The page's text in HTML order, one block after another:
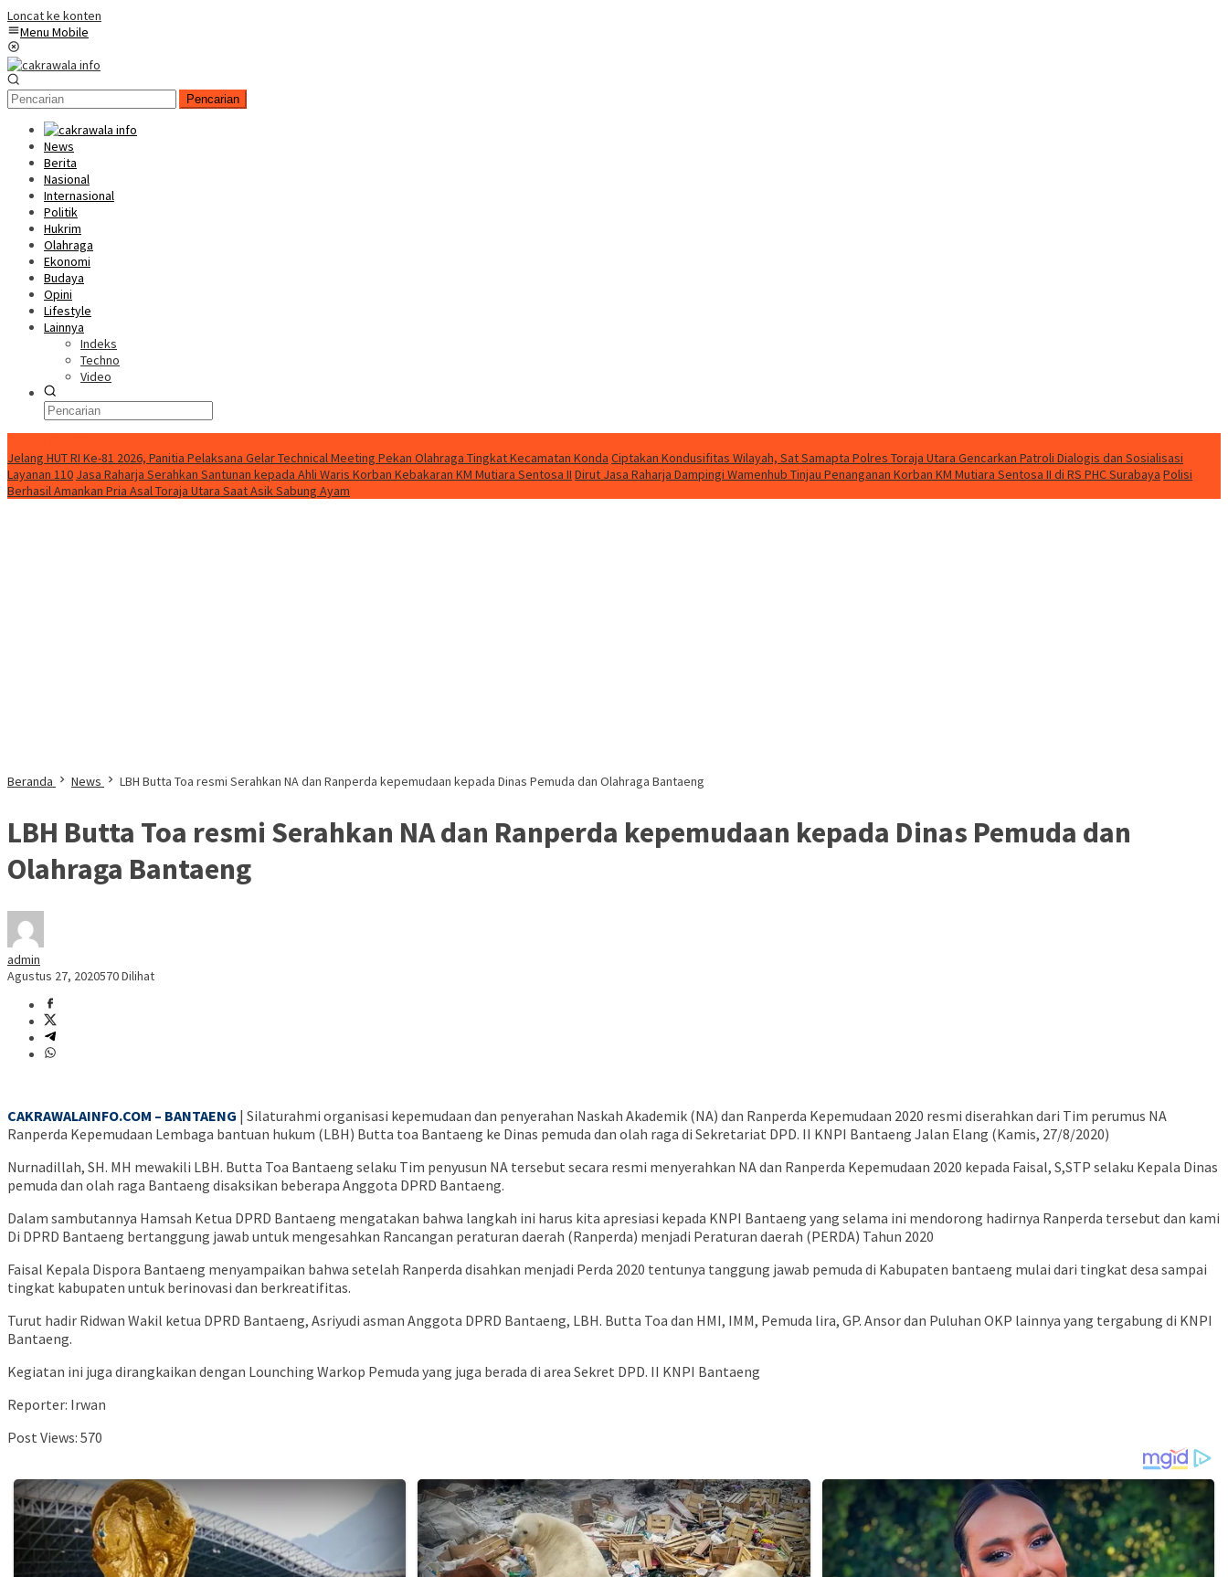
Loncat ke konten
Menu Mobile
Pencarian
News
Berita
Nasional
Internasional
Politik
Hukrim
Olahraga
Ekonomi
Budaya
Opini
Lifestyle
Lainnya
Indeks
Techno
Video
Jelang HUT RI Ke-81 2026, Panitia Pelaksana Gelar Technical Meeting Pekan Olahraga Tingkat Kecamatan Konda Ciptakan Kondusifitas Wilayah, Sat Samapta Polres Toraja Utara Gencarkan Patroli Dialogis dan Sosialisasi
Layanan 110 Jasa Raharja Serahkan Santunan kepada Ahli Waris Korban Kebakaran KM Mutiara Sentosa II Dirut Jasa Raharja Dampingi Wamenhub Tinjau Penanganan Korban KM Mutiara Sentosa II di RS PHC Surabaya Polisi
Berhasil Amankan Pria Asal Toraja Utara Saat Asik Sabung Ayam
Beranda News LBH Butta Toa resmi Serahkan NA dan Ranperda kepemudaan kepada Dinas Pemuda dan Olahraga Bantaeng
LBH Butta Toa resmi Serahkan NA dan Ranperda kepemudaan kepada Dinas Pemuda dan
Olahraga Bantaeng
admin
Agustus 27, 2020570 Dilihat
CAKRAWALAINFO.COM – BANTAENG | Silaturahmi organisasi kepemudaan dan penyerahan Naskah Akademik (NA) dan Ranperda Kepemudaan 2020 resmi diserahkan dari Tim perumus NA
Ranperda Kepemudaan Lembaga bantuan hukum (LBH) Butta toa Bantaeng ke Dinas pemuda dan olah raga di Sekretariat DPD. II KNPI Bantaeng Jalan Elang (Kamis, 27/8/2020)
Nurnadillah, SH. MH mewakili LBH. Butta Toa Bantaeng selaku Tim penyusun NA tersebut secara resmi menyerahkan NA dan Ranperda Kepemudaan 2020 kepada Faisal, S,STP selaku Kepala Dinas
pemuda dan olah raga Bantaeng disaksikan beberapa Anggota DPRD Bantaeng.
Dalam sambutannya Hamsah Ketua DPRD Bantaeng mengatakan bahwa langkah ini harus kita apresiasi kepada KNPI Bantaeng yang selama ini mendorong hadirnya Ranperda tersebut dan kami
Di DPRD Bantaeng bertanggung jawab untuk mengesahkan Rancangan peraturan daerah (Ranperda) menjadi Peraturan daerah (PERDA) Tahun 2020
Faisal Kepala Dispora Bantaeng menyampaikan bahwa setelah Ranperda disahkan menjadi Perda 2020 tentunya tanggung jawab pemuda di Kabupaten bantaeng mulai dari tingkat desa sampai
tingkat kabupaten untuk berinovasi dan berkreatifitas.
Turut hadir Ridwan Wakil ketua DPRD Bantaeng, Asriyudi asman Anggota DPRD Bantaeng, LBH. Butta Toa dan HMI, IMM, Pemuda lira, GP. Ansor dan Puluhan OKP lainnya yang tergabung di KNPI
Bantaeng.
Kegiatan ini juga dirangkaikan dengan Lounching Warkop Pemuda yang juga berada di area Sekret DPD. II KNPI Bantaeng
Reporter: Irwan
Post Views: 570